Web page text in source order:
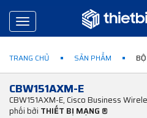
Toggle
navigation
TRANG CHỦ SẢN PHẨM
CBW151AXM-E
CBW151AXM-E, Cisco Business
phối bởi THIẾT BỊ MẠNG ®